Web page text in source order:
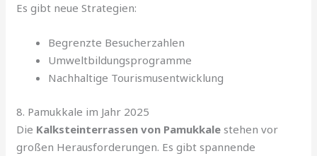
Es gibt neue Strategien:
Begrenzte Besucherzahlen
Umweltbildungsprogramme
Nachhaltige Tourismusentwicklung
8. Pamukkale im Jahr 2025
Die Kalksteinterrassen von Pamukkale stehen vor
großen Herausforderungen. Es gibt spannende